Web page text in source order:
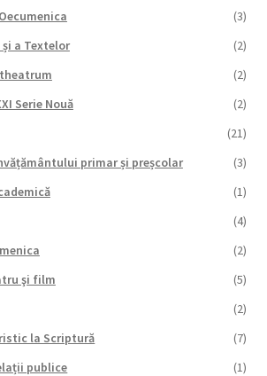
(3)
a Textelor
(2)
(2)
Serie Nouă
(2)
(21)
primar și preșcolar
(3)
(1)
(4)
(2)
şi film
(5)
(2)
la Scriptură
(7)
publice
(1)